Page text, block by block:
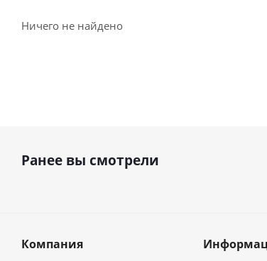
Ничего не найдено
Ранее вы смотрели
Компания